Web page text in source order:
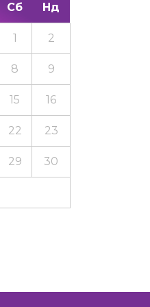
Сб Нд
1 2
8 9
15 16
22 23
29 30